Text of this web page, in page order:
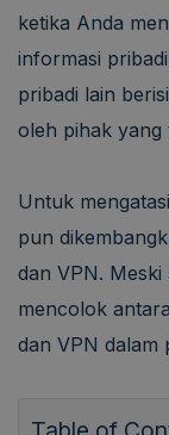
ketika Anda
informasi
pribadi lain
oleh pihak yang
Untuk
pun
dan VPN. Meski
mencolok
dan VPN dalam